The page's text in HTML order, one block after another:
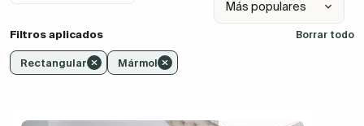
Filtros aplicados Borrar todo
Rectangular Mármol